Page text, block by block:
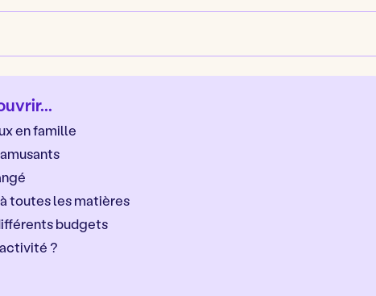
en famille
toutes les matières
budgets
?